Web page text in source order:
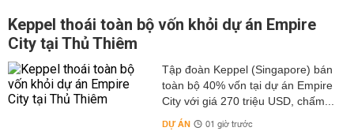
Keppel thoái toàn bộ vốn khỏi dự án Empire
City tại Thủ Thiêm
Tập đoàn Keppel (Singapore) bán
toàn bộ 40% vốn tại dự án Empire
City với giá 270 triệu USD, chấm...
DỰ ÁN 01 giờ trước